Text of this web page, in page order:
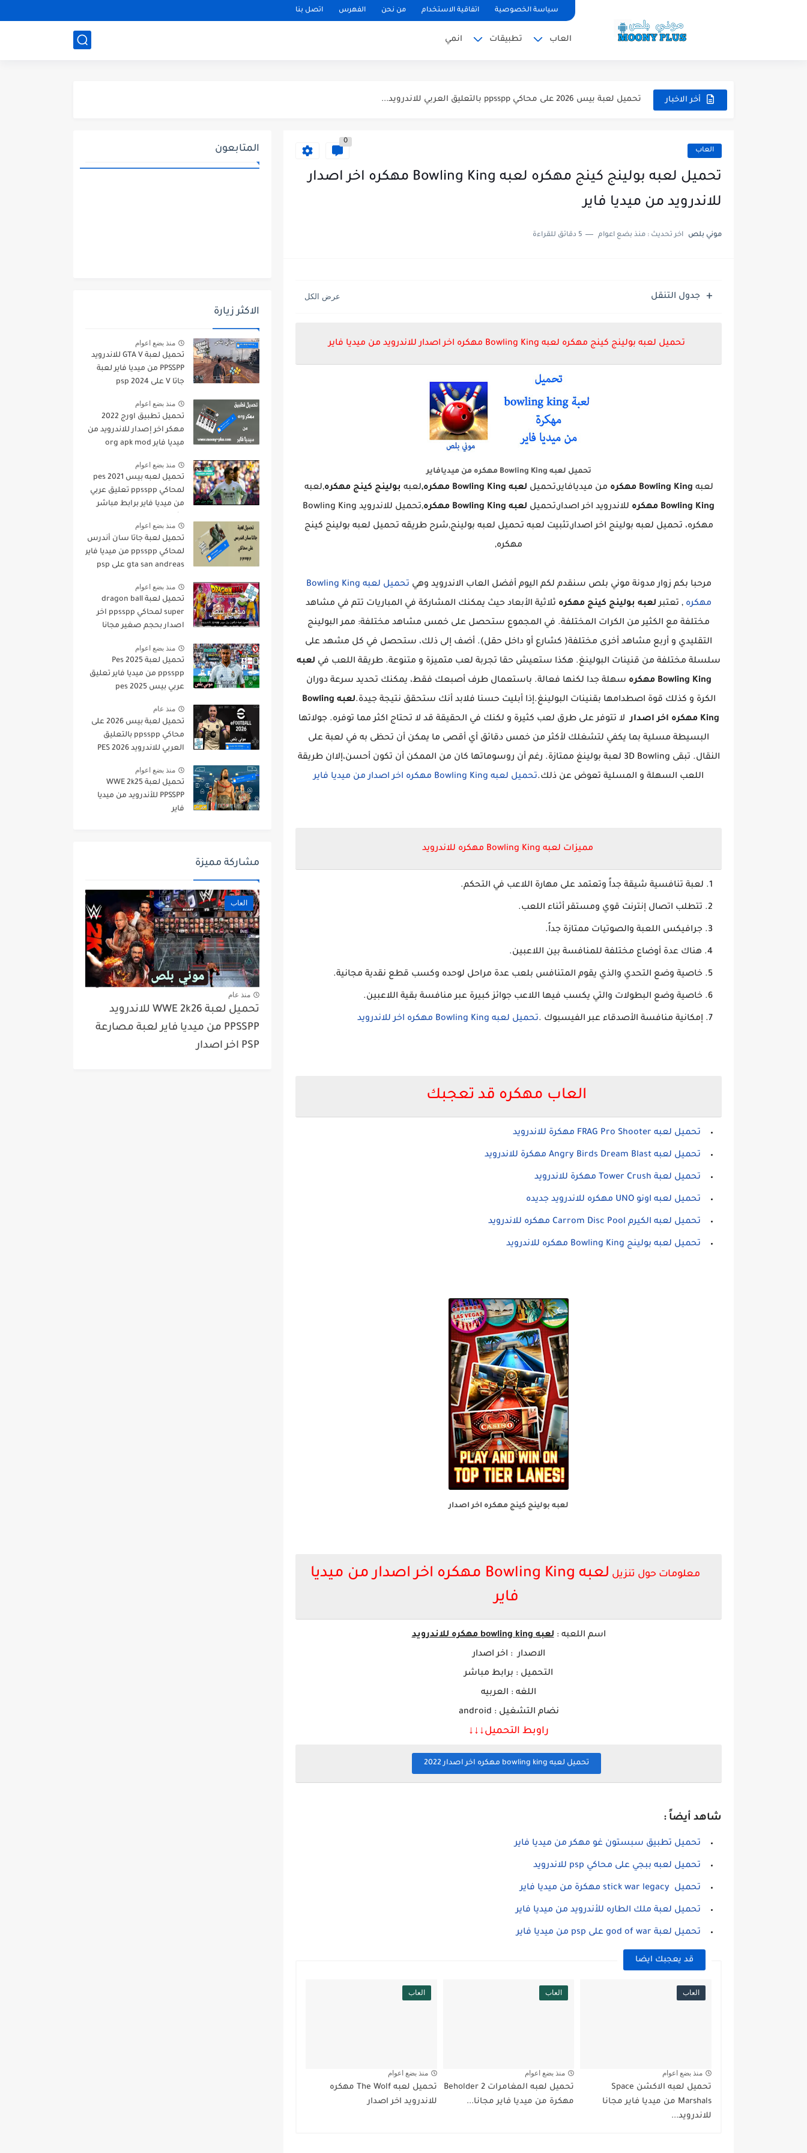
سياسة الخصوصية اتفاقية الاستخدام من نحن الفهرس اتصل بنا
العاب تطبيقات انمي
أخر الاخبار تحميل لعبة بيس 2026 على محاكي ppsspp بالتعليق العربي للاندرويد...
تحميل تطبيق اورج 2025 مهكر من ميديا فاير تطبيق ORG...
تحميل لعبة دريم ليج الأهلي و الزمالك 2025 التحديث الجديد...
العاب
0
تحميل لعبه بولينج كينج مهكره لعبه Bowling King مهكره اخر اصدار
للاندرويد من ميديا فاير
موني بلص اخر تحديث : منذ بضع اعوام 5 دقائق للقراءة
جدول التنقل
تحميل لعبه بولينج كينج مهكره لعبه Bowling King مهكره اخر اصدار للاندرويد من ميديا فاير
تحميل لعبه Bowling King مهكره من ميديافاير
لعبه Bowling King مهكره من ميديافاير,تحميل لعبه Bowling King مهكره, لعبه بولينج كينج مهكره,لعبه
Bowling King مهكره
للاندرويد اخر اصدار,تحميل لعبه Bowling King مهكره
,تحميل للاندرويد Bowling King
مهكره، تحميل لعبه بولينج اخر اصدار,تثبيت لعبه تحميل لعبه بولينج,شرح طريقه تحميل لعبه بولينج كينج
مهكره,
مرحبا بكم زوار مدونة موني بلص سنقدم لكم اليوم أفضل العاب الاندرويد وهي
تحميل لعبه Bowling King
مهكره , تعتبرلعبه بولينج كينج مهكره ثلاثية الأبعاد حيث يمكنك المشاركة في المباريات تتم في مشاهد
مختلفة مع الكثير من الكرات المختلفة. في المجموع ستحصل على خمس مشاهد مختلفة: ممر البولينج
التقليدي و أربع مشاهد أخرى مختلفة( كشارع أو داخل حقل). أضف إلى ذلك، ستحصل في كل مشهد على
سلسلة مختلفة من قنينات البولينغ. هكذا ستعيش حقا تجربة لعب متميزة و متنوعة. طريقة اللعب في لعبه
Bowling King مهكره
سهلة جدا لكنها فعالة. باستعمال طرف أصبعك فقط، يمكنك تحديد سرعة دوران
الكرة و كذلك قوة اصطدامها بقنينات البولينغ.إذا أبليت حسنا فلابد أنك ستحقق نتيجة جيدة.
لعبه Bowling
King مهكره اخر اصدار
لا تتوفر على طرق لعب كثيرة و لكنك في الحقيقة قد لا تحتاج اكثر مما توفره. جولاتها
البسيطة مسلية بما يكفي لتشغلك لأكثر من خمس دقائق أي أقصى ما يمكن أن تحظى به في لعبة على
النقال. تبقى 3D Bowling لعبة بولينغ ممتازة. رغم أن روسوماتها كان من الممكن أن تكون أحسن،إلاان طريقة
اللعب السهلة و المسلية تعوض عن ذلك.تحميل لعبه Bowling King مهكره اخر اصدار من ميديا فاير
مميزات لعبه Bowling King مهكره للاندرويد
لعبة تنافسية شيقة جداً وتعتمد على مهارة اللاعب في التحكم.
تتطلب اتصال إنترنت قوي ومستقر أثناء اللعب.
جرافيكس اللعبة والصوتيات ممتازة جداً.
هناك عدة أوضاع مختلفة للمنافسة بين اللاعبين.
خاصية وضع التحدي والذي يقوم المتنافس بلعب عدة مراحل لوحده وكسب قطع نقدية مجانية.
خاصية وضع البطولات والتي يكسب فيها اللاعب جوائز كبيرة عبر منافسة بقية اللاعبين.
إمكانية منافسة الأصدقاء عبر الفيسبوك .تحميل لعبه Bowling King مهكره اخر للاندرويد
العاب مهكره قد تعجبك
تحميل لعبه FRAG Pro Shooter مهكرة للاندرويد
تحميل لعبه Angry Birds Dream Blast مهكرة للاندرويد
تحميل لعبة Tower Crush مهكرة للاندرويد
تحميل لعبه اونو UNO مهكره للاندرويد جديده
تحميل لعبه الكيرم Carrom Disc Pool مهكره للاندرويد
تحميل لعبه بولينج Bowling King مهكره للاندرويد
لعبه بولينج كينج مهكره اخر اصدار
معلومات حول تنزيل
لعبه Bowling King مهكره اخر اصدار من ميديا
فاير
اسم اللعبه : لعبه bowling king مهكره للاندرويد
الاصدار : اخر اصدار
التحميل : برابط مباشر
اللغه : العربيه
نضام التشغيل : android
راوبط التحميل↓↓ ↓
تحميل لعبه bowling king مهكره اخر اصدار 2022
شاهد أيضاً :
تحميل تطبيق سبستون غو مهكر من ميديا فاير
تحميل لعبه ببجي على محاكي psp للاندرويد
تحميل stick war legacy مهكرة من ميديا فاير
تحميل لعبة ملك الطاره للأندرويد من ميديا فاير
تحميل لعبة god of war على psp من ميديا فاير
قد يعجبك ايضا
العاب
منذ بضع اعوام
تحميل لعبه الاكشن Space
Marshals من ميديا فاير مجانا
للاندرويد...
العاب
منذ بضع اعوام
تحميل لعبه المغامرات Beholder 2
مهكرة من ميديا فاير مجانا...
العاب
منذ بضع اعوام
تحميل لعبه The Wolf مهكره
للاندرويد اخر اصدار
المتابعون
الاكثر زيارة
منذ بضع اعوام
تحميل لعبة GTA V للاندرويد
PPSSPP من ميديا فاير لعبة
جاتا V على psp 2024
منذ بضع اعوام
تحميل تطبيق اورج 2022
مهكر اخر إصدار للاندرويد من
ميديا فاير org apk mod
منذ بضع اعوام
تحميل لعبه بيس pes 2021
لمحاكي ppsspp تعليق عربي
من ميديا فاير برابط مباشر
ppsspp
منذ بضع اعوام
تحميل لعبة جاتا سان أندرس
لمحاكي ppsspp من ميديا فاير
gta san andreas على psp
منذ بضع اعوام
تحميل لعبة dragon ball
super لمحاكي ppsspp اخر
اصدار بحجم صغير مجانا
psp من ميديا فاير
منذ بضع اعوام
تحميل لعبة Pes 2025
ppsspp من ميديا فاير تعليق
عربي بيس pes 2025
منذ عام
تحميل لعبة بيس 2026 على
محاكي ppsspp بالتعليق
العربي للاندرويد PES 2026
صغير من ميديا فاير
منذ بضع اعوام
تحميل لعبة WWE 2k25
PPSSPP للأندرويد من ميديا
فاير
مشاركة مميزة
العاب
منذ عام
تحميل لعبة WWE 2k26 للاندرويد
PPSSPP من ميديا فاير لعبة مصارعة
PSP اخر اصدار